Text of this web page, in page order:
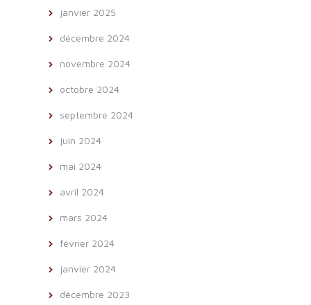
janvier 2025
décembre 2024
novembre 2024
octobre 2024
septembre 2024
juin 2024
mai 2024
avril 2024
mars 2024
février 2024
janvier 2024
décembre 2023